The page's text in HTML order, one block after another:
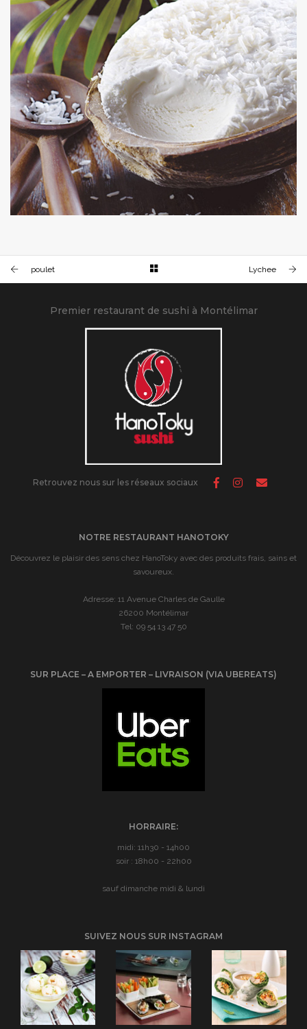
GIVRET COCO
poulet Lychee
Premier restaurant de sushi à Montélimar
Retrouvez nous sur les réseaux sociaux
NOTRE RESTAURANT HANOTOKY
Découvrez le plaisir des sens chez HanoToky avec des produits frais, sains et
savoureux.
Adresse: 11 Avenue Charles de Gaulle
26200 Montélimar
Tel: 09 54 13 47 50
SUR PLACE – A EMPORTER – LIVRAISON (VIA UBEREATS)
HORRAIRE:
midi: 11h30 - 14h00
soir : 18h00 - 22h00
sauf dimanche midi & lundi
SUIVEZ NOUS SUR INSTAGRAM